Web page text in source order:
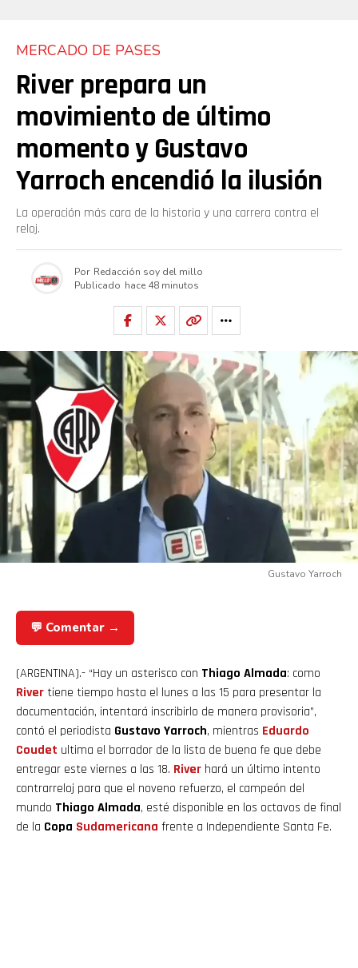
MERCADO DE PASES
River prepara un
movimiento de último
momento y Gustavo
Yarroch encendió la ilusión
La operación más cara de la historia y una carrera contra el
reloj.
Por Redacción soy del millo
Publicado hace 48 minutos
Gustavo Yarroch
💬 Comentar →
(ARGENTINA).- “Hay un asterisco con Thiago Almada: como
Rivertiene tiempo hasta el lunes a las 15 para presentar la
documentación, intentará inscribirlo de manera provisoria”,
contó el periodista Gustavo Yarroch, mientras Eduardo
Coudet ultima el borrador de la lista de buena fe que debe
entregar este viernes a las 18. River hará un último intento
contrarreloj para que el noveno refuerzo, el campeón del
mundo Thiago Almada, esté disponible en los octavos de final
de la Copa Sudamericana frente a Independiente Santa Fe.